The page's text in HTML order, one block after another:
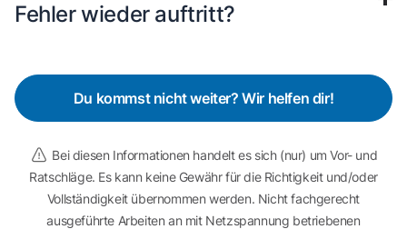
Fehler wieder auftritt?
Du kommst nicht weiter? Wir helfen dir!
Bei diesen Informationen handelt es sich (nur) um Vor- und
Ratschläge. Es kann keine Gewähr für die Richtigkeit und/oder
Vollständigkeit übernommen werden. Nicht fachgerecht
ausgeführte Arbeiten an mit Netzspannung betriebenen